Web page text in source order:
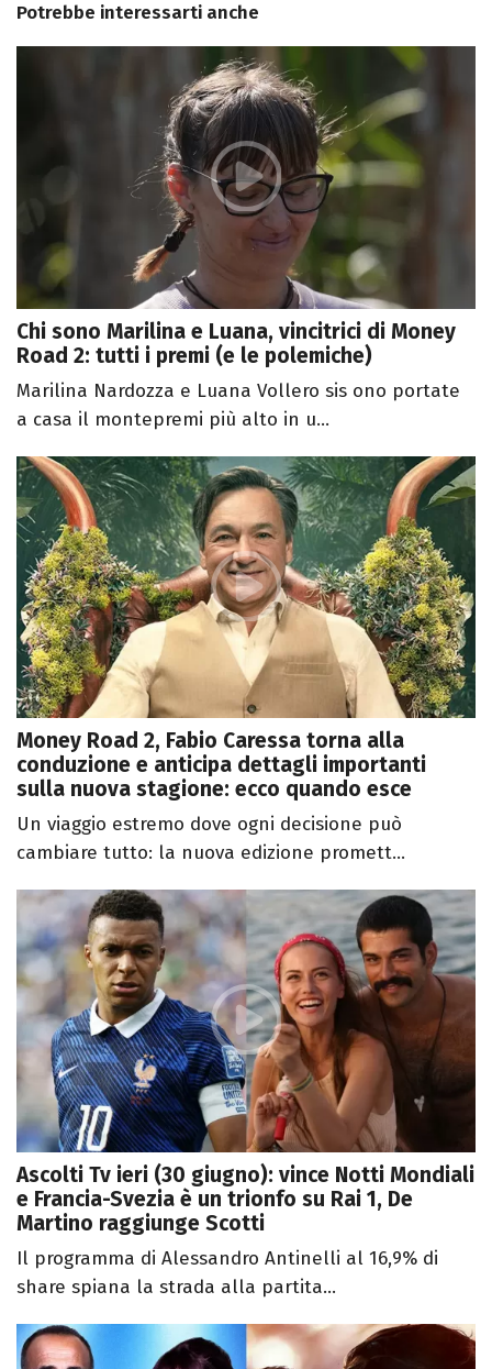
Potrebbe interessarti anche
Chi sono Marilina e Luana, vincitrici di Money
Road 2: tutti i premi (e le polemiche)
Marilina Nardozza e Luana Vollero sis ono portate
a casa il montepremi più alto in u...
Money Road 2, Fabio Caressa torna alla
conduzione e anticipa dettagli importanti
sulla nuova stagione: ecco quando esce
Un viaggio estremo dove ogni decisione può
cambiare tutto: la nuova edizione promett...
Ascolti Tv ieri (30 giugno): vince Notti Mondiali
e Francia-Svezia è un trionfo su Rai 1, De
Martino raggiunge Scotti
Il programma di Alessandro Antinelli al 16,9% di
share spiana la strada alla partita...